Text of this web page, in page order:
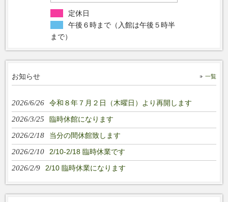
定休日
午後６時まで（入館は午後５時半
まで）
お知らせ 一覧
2026/6/26 令和８年７月２日（木曜日）より再開します
2026/3/25 臨時休館になります
2026/2/18 当分の間休館致します
2026/2/10 2/10-2/18 臨時休業です
2026/2/9 2/10 臨時休業になります